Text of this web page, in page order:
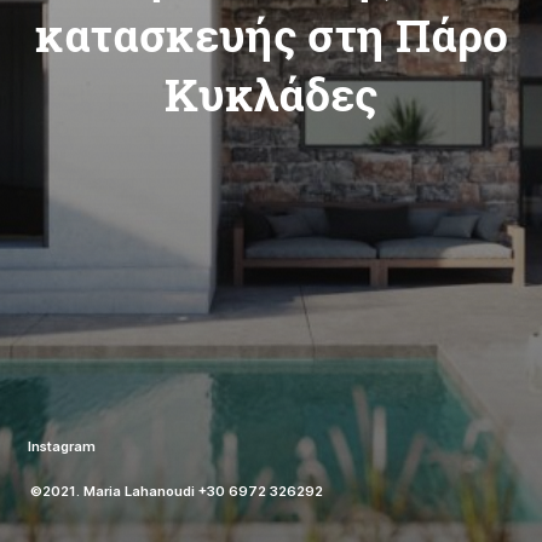
κατασκευής στη Πάρο
Κυκλάδες
Instagram
©2021. Maria Lahanoudi +30 6972 326292